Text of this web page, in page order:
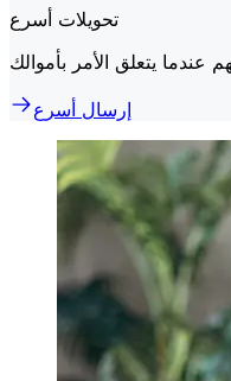
تحويلات أسرع
إرسال أسرع